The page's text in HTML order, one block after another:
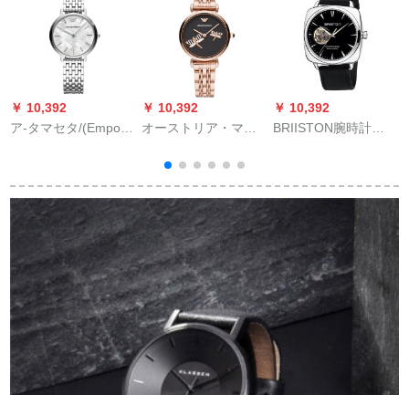
￥ 10,392
ア-タマセタ/(Emporo
モデルネストーリン
グは、表鋼帯AR
11112(人新型店主)に
よるものです。
￥ 10,392
オーストリア・マイ
Ammani）満天星腕時
計女性スィーベル・
ビルビルビル百掛
フ・ロベルト女史ク
腕時計春夏新型AR
11206
￥ 10,392
BRIISTON腕時計
機40 mmレトロ古古
古古古古古巴クファ
男性用ブロックバー
ド1874 PS.I.LVCH